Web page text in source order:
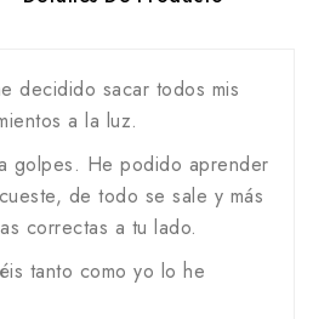
decidido sacar todos mis
a la luz.
golpes. He podido aprender
de todo se sale y más
correctas a tu lado.
tanto como yo lo he